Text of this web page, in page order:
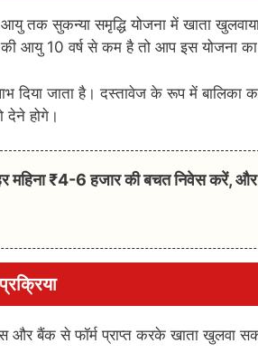
आयु तक सुकन्या समृद्धि योजना में खाता
की आयु 10 वर्ष से कम है तो आप इस योजना
दिया जाता है। दस्तावेज के रूप में बालिका
देने होगे।
₹4-6 हजार की बचत निवेस करें, और
बैंक से फॉर्म प्राप्त करके खाता खुलवा